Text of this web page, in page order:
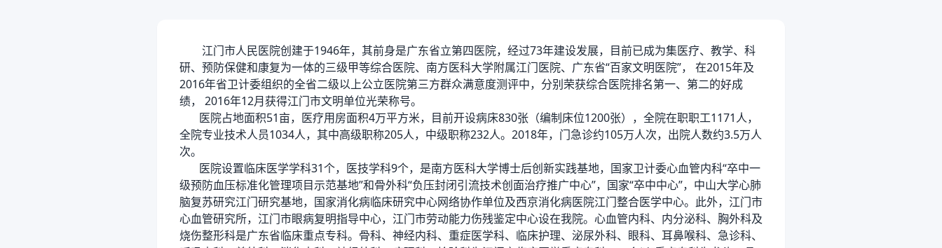
江门市人民医院创建于1946年，其前身是广东省立第四医院，经过73年建设发展，目前已成为集医疗、教学、科
研、预防保健和康复为一体的三级甲等综合医院、南方医科大学附属江门医院、广东省“百家文明医院”， 在2015年及
2016年省卫计委组织的全省二级以上公立医院第三方群众满意度测评中，分别荣获综合医院排名第一、第二的好成
绩， 2016年12月获得江门市文明单位光荣称号。
医院占地面积51亩，医疗用房面积4万平方米，目前开设病床830张（编制床位1200张），全院在职职工1171人，
全院专业技术人员1034人，其中高级职称205人，中级职称232人。2018年，门急诊约105万人次，出院人数约3.5万人
次。
医院设置临床医学学科31个，医技学科9个，是南方医科大学博士后创新实践基地，国家卫计委心血管内科“卒中一
级预防血压标准化管理项目示范基地”和骨外科“负压封闭引流技术创面治疗推广中心”，国家“卒中中心”，中山大学心肺
脑复苏研究江门研究基地，国家消化病临床研究中心网络协作单位及西京消化病医院江门整合医学中心。此外，江门市
心血管研究所，江门市眼病复明指导中心，江门市劳动能力伤残鉴定中心设在我院。心血管内科、内分泌科、胸外科及
烧伤整形科是广东省临床重点专科。骨科、神经内科、重症医学科、临床护理、泌尿外科、眼科、耳鼻喉科、急诊科、